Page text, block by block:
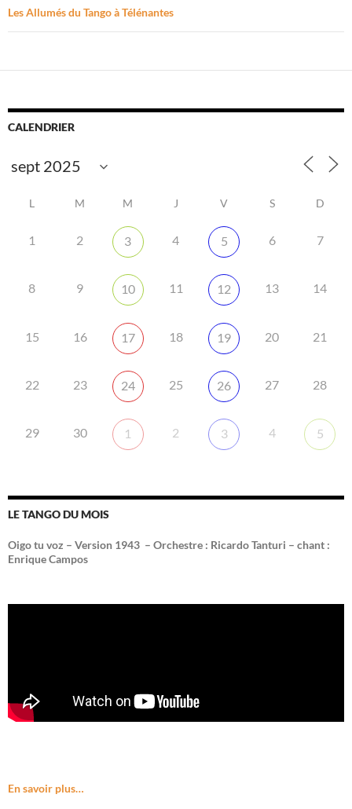
Les Allumés du Tango à Télénantes
CALENDRIER
L M M J V S D
1 2 3 4 5 6 7
8 9 10 11 12 13 14
15 16 17 18 19 20 21
22 23 24 25 26 27 28
29 30 1 2 3 4 5
LE TANGO DU MOIS
Oigo tu voz – Version 1943 – Orchestre : Ricardo Tanturi – chant :
Enrique Campos
En savoir plus…